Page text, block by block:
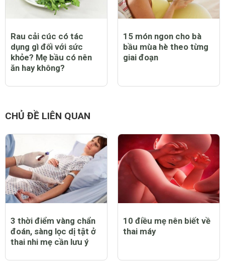
Rau cải cúc có tác
dụng gì đối với sức
khỏe? Mẹ bầu có nên
ăn hay không?
15 món ngon cho bà
bầu mùa hè theo từng
giai đoạn
CHỦ ĐỀ LIÊN QUAN
3 thời điểm vàng chẩn
đoán, sàng lọc dị tật ở
thai nhi mẹ cần lưu ý
10 điều mẹ nên biết về
thai máy